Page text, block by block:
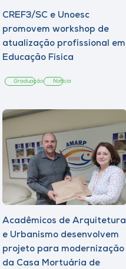
CREF3/SC e Unoesc
promovem workshop de
atualização profissional em
Educação Física
Graduação Notícia
Acadêmicos de Arquitetura
e Urbanismo desenvolvem
projeto para modernização
da Casa Mortuária de